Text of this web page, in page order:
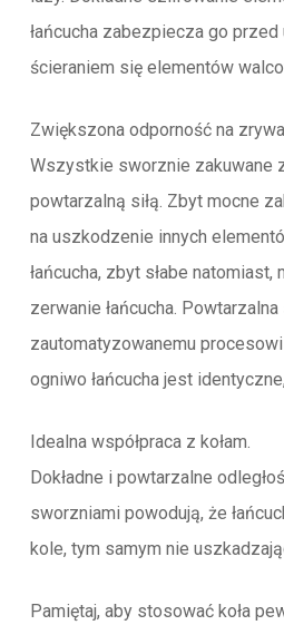
łańcucha zabezpiecza go przed
ścieraniem się elementów
Zwiększona odporność na
Wszystkie sworznie zakuwane
powtarzalną siłą. Zbyt mocne
na uszkodzenie innych
łańcucha, zbyt słabe
zerwanie łańcucha.
zautomatyzowanemu
ogniwo łańcucha jest
Idealna współpraca z kołam.
Dokładne i powtarzalne
sworzniami powodują, że
kole, tym samym nie
Pamiętaj, aby stosować koła